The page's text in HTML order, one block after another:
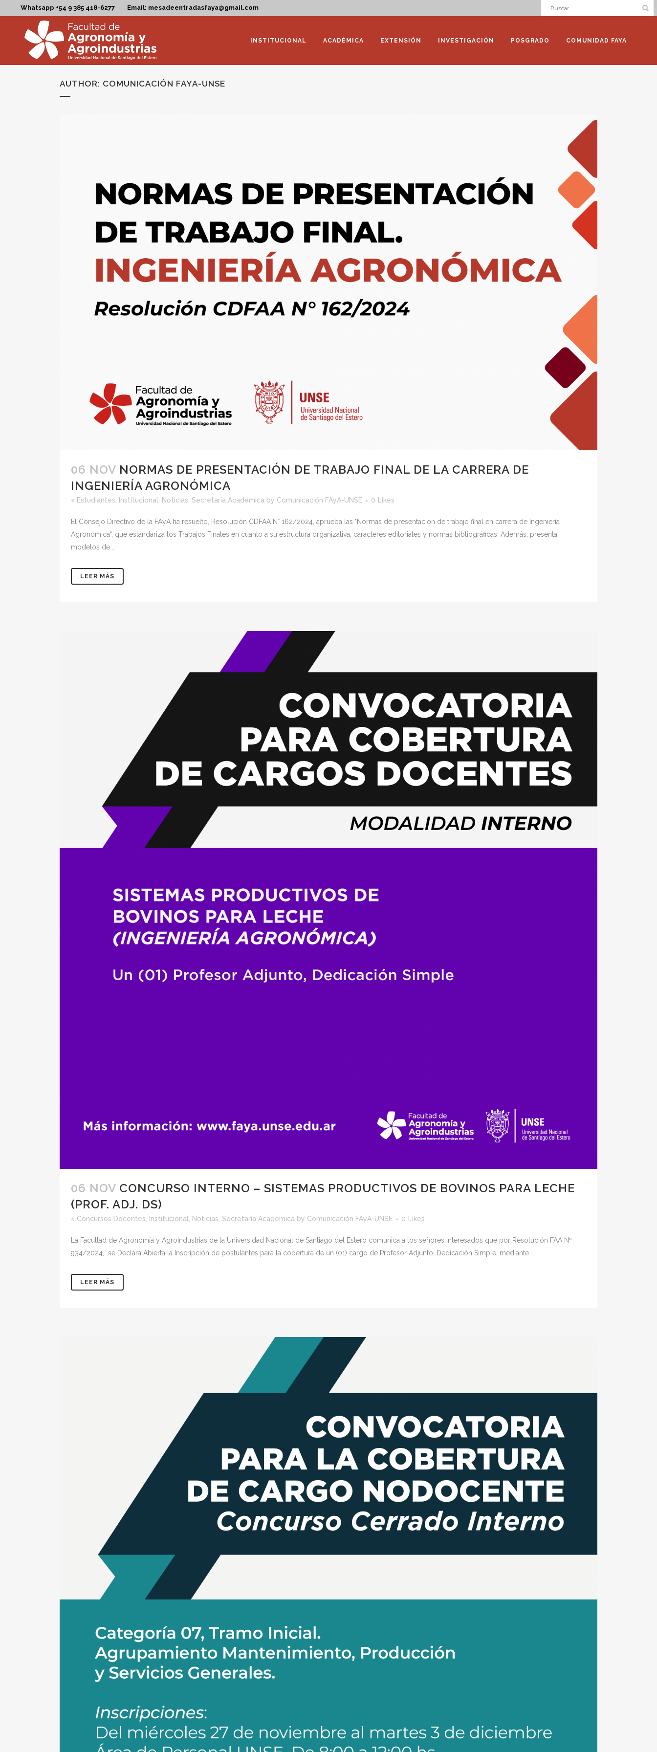
Email: mesadeentradasfaya@gmail.com
Whatsapp +54 9 385 418-6277
INSTITUCIONAL ACADÉMICA EXTENSIÓN INVESTIGACIÓN POSGRADO COMUNIDAD FAYA
AUTHOR: COMUNICACIÓN FAYA-UNSE
06 NOV NORMAS DE PRESENTACIÓN DE TRABAJO FINAL DE LA CARRERA DE
INGENIERÍA AGRONÓMICA
< Estudiantes, Institucional, Noticias, Secretaría Académica by Comunicación FAyA-UNSE 0 Likes
El Consejo Directivo de la FAyA ha resuelto, Resolución CDFAA N° 162/2024, aprueba las "Normas de presentación de trabajo final en carrera de Ingeniería
Agronómica", que estandariza los Trabajos Finales en cuanto a su estructura organizativa, caracteres editoriales y normas bibliográficas. Además, presenta
modelos de...
LEER MÁS
06 NOV CONCURSO INTERNO – SISTEMAS PRODUCTIVOS DE BOVINOS PARA LECHE
(PROF. ADJ. DS)
< Concursos Docentes, Institucional, Noticias, Secretaría Académica by Comunicación FAyA-UNSE 0 Likes
La Facultad de Agronomía y Agroindustrias de la Universidad Nacional de Santiago del Estero comunica a los señores interesados que por Resolución FAA Nº
934/2024, se Declara Abierta la Inscripción de postulantes para la cobertura de un (01) cargo de Profesor Adjunto, Dedicación Simple, mediante...
LEER MÁS